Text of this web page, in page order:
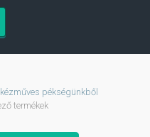
pékségünkből
termékek